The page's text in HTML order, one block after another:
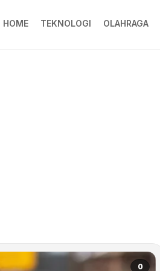
HOME TEKNOLOGI OLAHRAGA
0